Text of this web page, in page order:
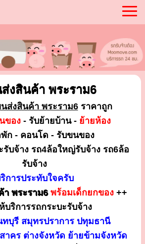
งสินค้า พระราม6
ส่งสินค้า พระราม6ราคาถูก
ของ - รับย้ายบ้าน - ย้ายห้อง
ก - คอนโด - รับขนของ
รับจ้าง รถ4ล้อใหญ่รับจ้าง รถ6ล้อ
รับจ้าง
การประทับใจครับ
า พระราม6 พร้อมเด็กยกของ ++
บริการรถกระบะรับจ้าง
ทบุรี สมุทรปราการ ปทุมธานี
าคร ต่างจังหวัด ย้ายข้ามจังหวัด